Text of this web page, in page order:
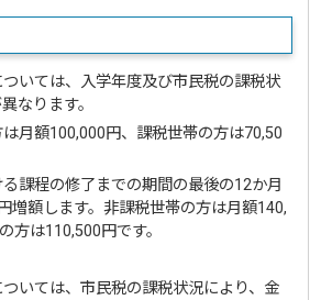
いては、入学年度及び市民税の課税状
なります。
月額100,000円、課税世帯の方は70,50
課程の修了までの期間の最後の12か月
増額します。非課税世帯の方は月額140,
方は110,500円です。
いては、市民税の課税状況により、金